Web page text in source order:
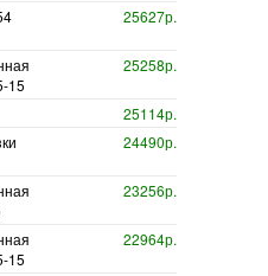
25627р.
15
25258р.
25114р.
24490р.
23256р.
15
22964р.